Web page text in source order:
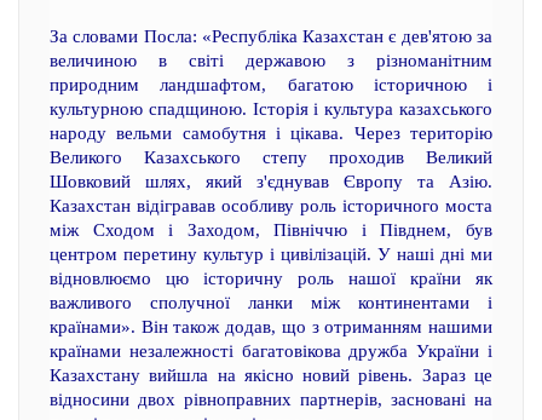
За словами Посла: «Республіка Казахстан є дев'ятою за
величиною в світі державою з різноманітним
природним ландшафтом, багатою історичною і
культурною спадщиною. Історія і культура казахського
народу вельми самобутня і цікава. Через територію
Великого Казахського степу проходив Великий
Шовковий шлях, який з'єднував Європу та Азію.
Казахстан відігравав особливу роль історичного моста
між Сходом і Заходом, Північчю і Півднем, був
центром перетину культур і цивілізацій. У наші дні ми
відновлюємо цю історичну роль нашої країни як
важливого сполучної ланки між континентами і
країнами». Він також додав, що з отриманням нашими
країнами незалежності багатовікова дружба України і
Казахстану вийшла на якісно новий рівень. Зараз це
відносини двох рівноправних партнерів, засновані на